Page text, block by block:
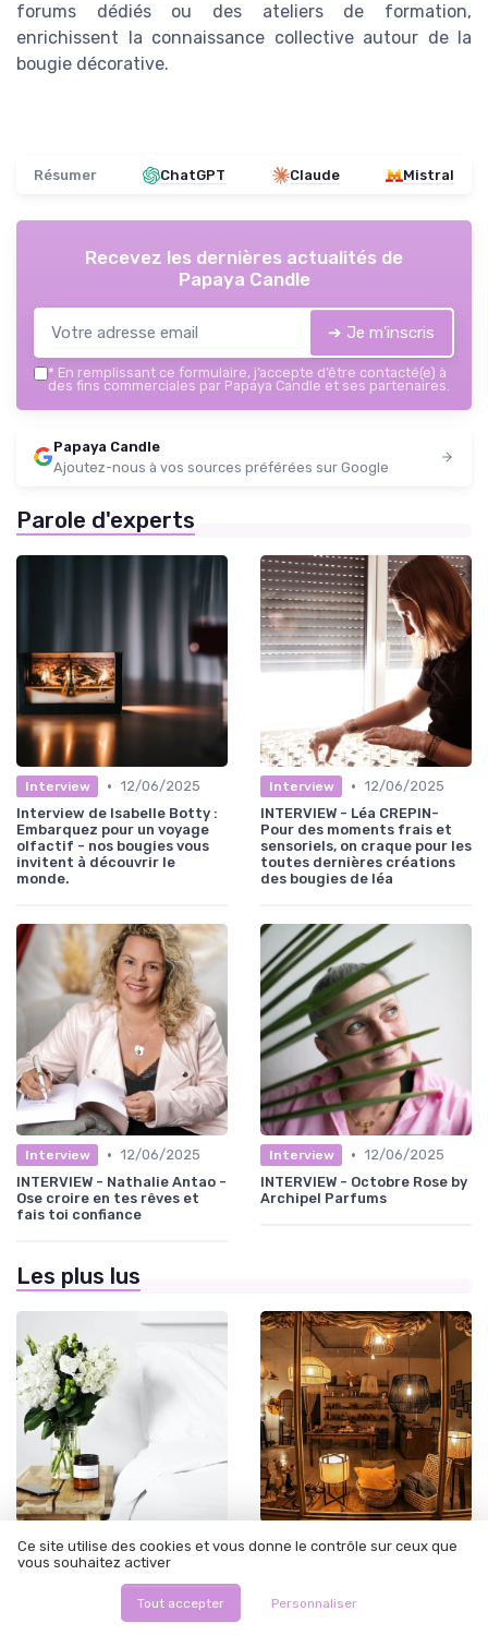
forums dédiés ou des ateliers de formation,
enrichissent la connaissance collective autour de la
bougie décorative.
Résumer ChatGPT Claude Mistral
Recevez les dernières actualités de
Papaya Candle
➔ Je m'inscris
* En remplissant ce formulaire, j’accepte d’être contacté(e) à
des fins commerciales par Papaya Candle et ses partenaires.
Papaya Candle
Ajoutez-nous à vos sources préférées sur Google
Parole d'experts
Interview • 12/06/2025
Interview de Isabelle Botty :
Embarquez pour un voyage
olfactif - nos bougies vous
invitent à découvrir le
monde.
Interview • 12/06/2025
INTERVIEW - Léa CREPIN-
Pour des moments frais et
sensoriels, on craque pour les
toutes dernières créations
des bougies de léa
Interview • 12/06/2025
INTERVIEW - Nathalie Antao -
Ose croire en tes rêves et
fais toi confiance
Interview • 12/06/2025
INTERVIEW - Octobre Rose by
Archipel Parfums
Les plus lus
Conseils Déco • 12/06/2025
Bougie verte signification :
un guide complet pour
comprendre et utiliser les
bougies vertes
Avis Bougies • 12/06/2025
performances de votre
Ce site utilise des cookies et vous donne le contrôle sur ceux que
vous souhaitez activer
Tout accepter Personnaliser